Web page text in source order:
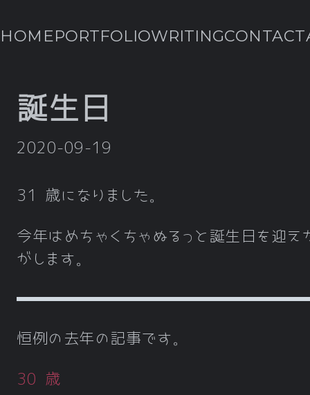
HOMEPORTFOLIOWRITINGCONTACT
誕生日
2020-09-19
31 歳になりました。
今年はめちゃくちゃぬるっと誕生日を迎え
がします。
恒例の去年の記事です。
30 歳